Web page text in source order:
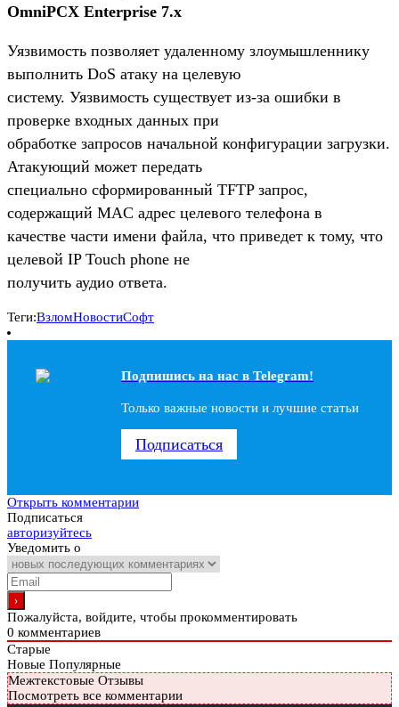
OmniPCX Enterprise 7.x
Уязвимость позволяет удаленному злоумышленнику
выполнить DoS атаку на целевую
систему. Уязвимость существует из-за ошибки в
проверке входных данных при
обработке запросов начальной конфигурации загрузки.
Атакующий может передать
специально сформированный TFTP запрос,
содержащий MAC адрес целевого телефона в
качестве части имени файла, что приведет к тому, что
целевой IP Touch phone не
получить аудио ответа.
Теги:ВзломНовостиСофт
Подпишись на наc в Telegram!
Только важные новости и лучшие статьи
Подписаться
Открыть комментарии
Подписаться
авторизуйтесь
Уведомить о
Пожалуйста, войдите, чтобы прокомментировать
0 комментариев
Старые
Новые Популярные
Межтекстовые Отзывы
Посмотреть все комментарии